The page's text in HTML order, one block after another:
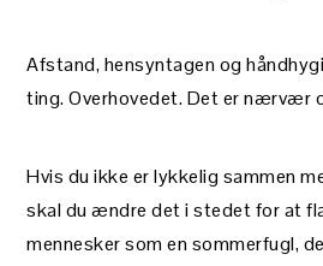
Afstand, hensyntagen og
ting. Overhovedet. Det er nærvær
Hvis du ikke er lykkelig sammen
skal du ændre det i stedet for at
mennesker som en sommerfugl,